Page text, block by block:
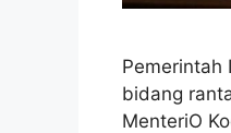
Pemerintah
bidang
MenteriO